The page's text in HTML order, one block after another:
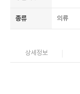
종류 의류
상세정보